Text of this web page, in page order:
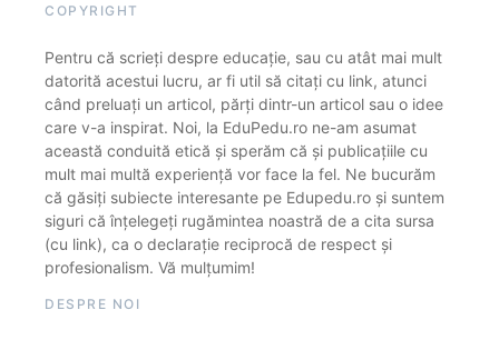
COPYRIGHT
Pentru că scrieți despre educație, sau cu atât mai mult
datorită acestui lucru, ar fi util să citați cu link, atunci
când preluați un articol, părți dintr-un articol sau o idee
care v-a inspirat. Noi, la EduPedu.ro ne-am asumat
această conduită etică și sperăm că și publicațiile cu
mult mai multă experiență vor face la fel. Ne bucurăm
că găsiți subiecte interesante pe Edupedu.ro și suntem
siguri că înțelegeți rugămintea noastră de a cita sursa
(cu link), ca o declarație reciprocă de respect și
profesionalism. Vă mulțumim!
DESPRE NOI